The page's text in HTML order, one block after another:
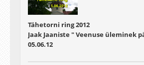
Tähetorni ring 2012
Jaak Jaaniste " Veenuse üleminek
05.06.12